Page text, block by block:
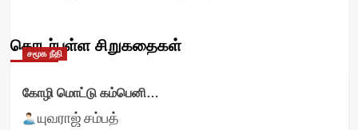
தொடர்புள்ள சிறுகதைகள்
சமூக நீதி
கோழி மொட்டு கம்பெனி…
யுவராஜ் சம்பத்